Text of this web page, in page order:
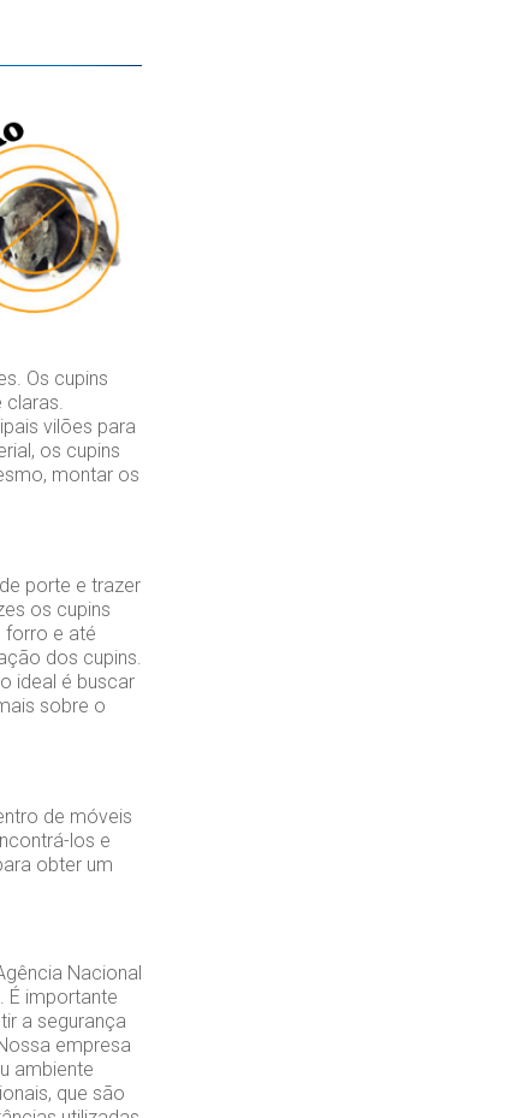
Os cupins
claras.
vilões para
os cupins
montar os
porte e trazer
os cupins
forro e até
dos cupins.
ideal é buscar
sobre o
de móveis
los e
obter um
Nacional
É importante
a segurança
empresa
ambiente
que são